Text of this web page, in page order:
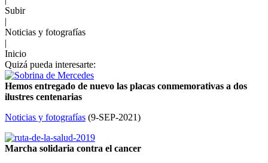
Subir
|
Noticias y fotografías
|
Inicio
Quizá pueda interesarte:
Hemos entregado de nuevo las placas conmemorativas a dos
ilustres centenarias
Noticias y fotografías (9-SEP-2021)
Marcha solidaria contra el cancer